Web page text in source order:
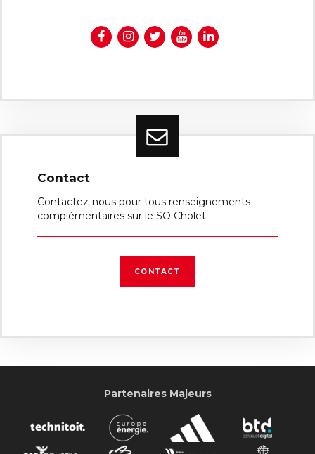
Contact
Contactez-nous pour tous renseignements
complémentaires sur le SO Cholet
CONTACT
Partenaires Majeurs